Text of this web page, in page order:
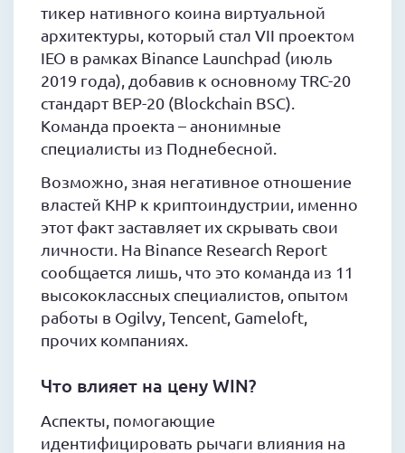
тикер нативного коина виртуальной
архитектуры, который стал VII проектом
IEO в рамках Binance Launchpad (июль
2019 года), добавив к основному TRC-20
стандарт BEP-20 (Blockchain BSC).
Команда проекта – анонимные
специалисты из Поднебесной.
Возможно, зная негативное отношение
властей КНР к криптоиндустрии, именно
этот факт заставляет их скрывать свои
личности. На Binance Research Report
сообщается лишь, что это команда из 11
высококлассных специалистов, опытом
работы в Ogilvy, Tencent, Gameloft,
прочих компаниях.
Что влияет на цену WIN?
Аспекты, помогающие
идентифицировать рычаги влияния на